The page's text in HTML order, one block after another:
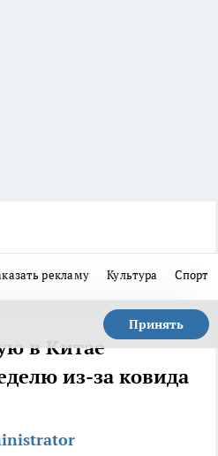
рекламу Культура Спорт
Принять
в Китае
из-за ковида